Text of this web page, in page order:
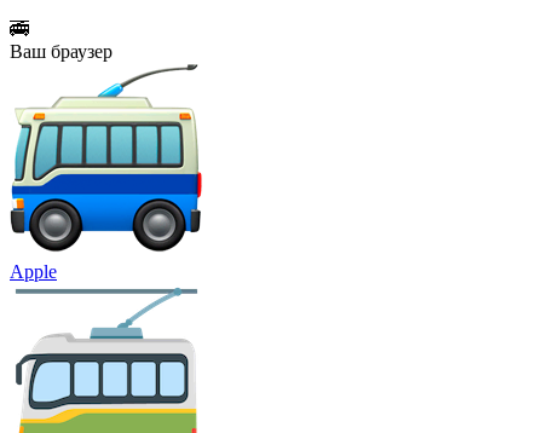
🚎
Ваш браузер
Apple